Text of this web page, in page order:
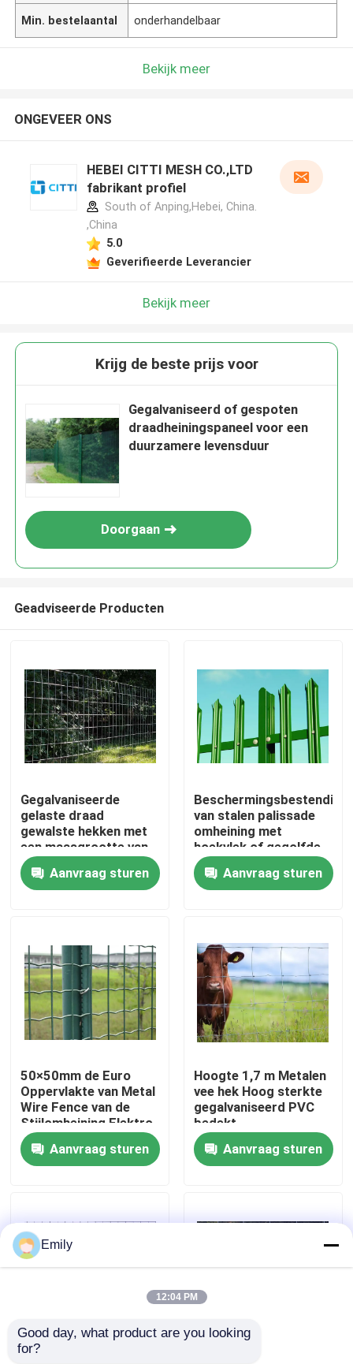
Producten
Over ons
Kwaliteitscontrole
Neem contact met ons op
Gevallen
Het uitgebreide Netwerk van de Metaaldraad
Het geperforeerde Netwerk van de Metaaldraad
Min. bestelaantal onderhandelbaar
Bekijk meer
ONGEVEER ONS
HEBEI CITTI MESH CO.,LTD
fabrikant profiel
South of Anping,Hebei, China.
,China
5.0
Geverifieerde Leverancier
Bekijk meer
Krijg de beste prijs voor
Gegalvaniseerd of gespoten
draadheiningspaneel voor een
duurzamere levensduur
Doorgaan
Geadviseerde Producten
Gegalvaniseerde
gelaste draad
gewalste hekken met
een maasgrootte van
2-in x 4-in
Aanvraag sturen
van stalen palissade
omheining met
hoekvlek of gegolfde
vlek
Aanvraag sturen
50×50mm de Euro
Oppervlakte van Metal
Wire Fence van de
Stijlomheining Elektro
Gegalvaniseerde
Aanvraag sturen
Hoogte 1,7 m Metalen
vee hek Hoog sterkte
gegalvaniseerd PVC
bedekt
Aanvraag sturen
Gelast draad Vee hek
Emily
12:04 PM
Good day, what product are you looking
for?